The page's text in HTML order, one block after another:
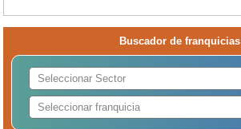
Buscador de franquicias